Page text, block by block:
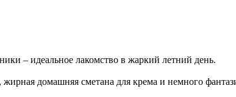
– идеальное лакомство в жаркий летний день.
домашняя сметана для крема и немного